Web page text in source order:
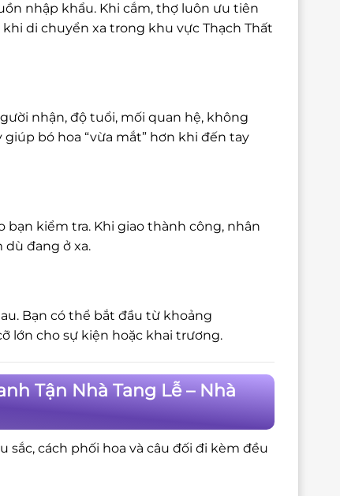
nhập khẩu. Khi cắm, thợ luôn ưu tiên
di chuyển xa trong khu vực Thạch Thất
nhận, độ tuổi, mối quan hệ, không
bó hoa “vừa mắt” hơn khi đến tay
bạn kiểm tra. Khi giao thành công, nhân
đang ở xa.
Bạn có thể bắt đầu từ khoảng
lớn cho sự kiện hoặc khai trương.
Tận Nhà Tang Lễ – Nhà
cách phối hoa và câu đối đi kèm đều